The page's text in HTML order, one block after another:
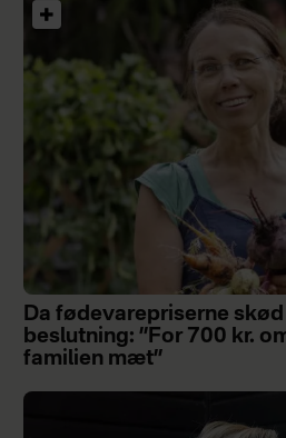
Da fødevarepriserne
beslutning: ”For 700 kr.
familien mæt”